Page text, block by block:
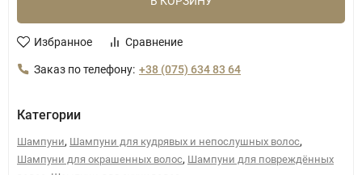
Избранное Сравнение
Заказ по телефону: +38 (075) 634 83 64
Категории
Шампуни, Шампуни для кудрявых и непослушных волос,
Шампуни для окрашенных волос, Шампуни для повреждённых